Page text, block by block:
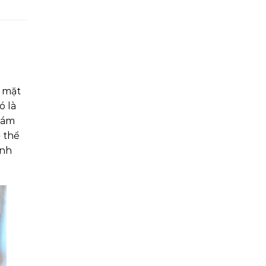
mặt
là
thể